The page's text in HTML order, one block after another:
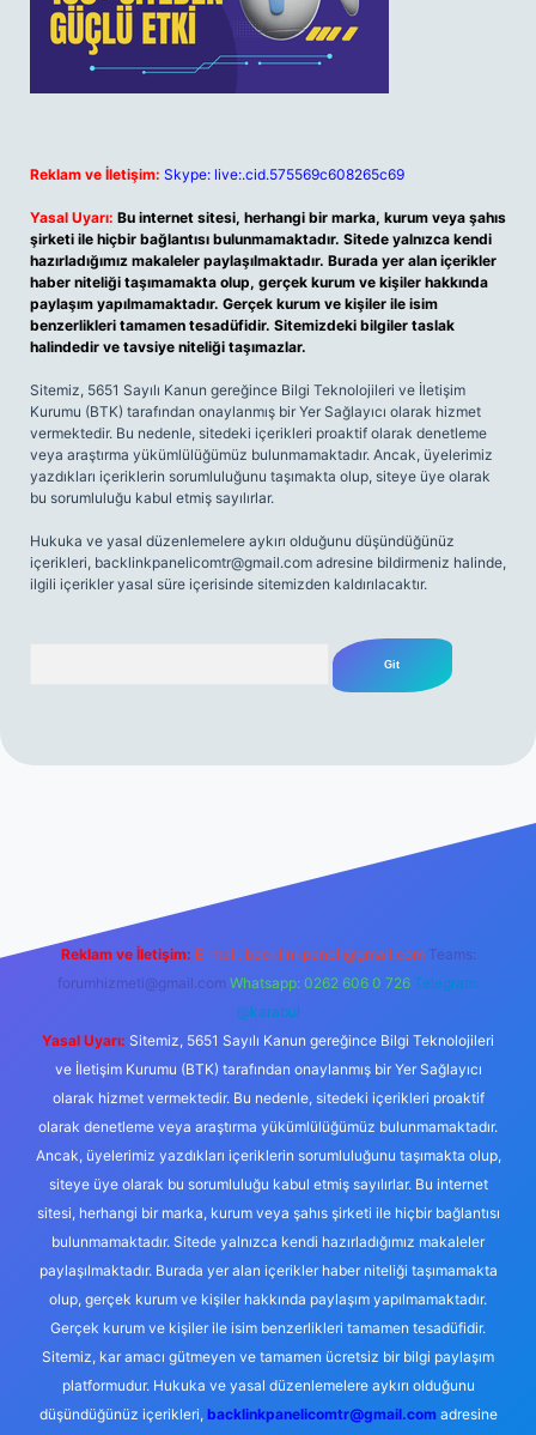
Reklam ve İletişim: Skype: live:.cid.575569c608265c69
Yasal Uyarı: Bu internet sitesi, herhangi bir marka, kurum veya şahıs
şirketi ile hiçbir bağlantısı bulunmamaktadır. Sitede yalnızca kendi
hazırladığımız makaleler paylaşılmaktadır. Burada yer alan içerikler
haber niteliği taşımamakta olup, gerçek kurum ve kişiler hakkında
paylaşım yapılmamaktadır. Gerçek kurum ve kişiler ile isim
benzerlikleri tamamen tesadüfidir. Sitemizdeki bilgiler taslak
halindedir ve tavsiye niteliği taşımazlar.
Sitemiz, 5651 Sayılı Kanun gereğince Bilgi Teknolojileri ve İletişim
Kurumu (BTK) tarafından onaylanmış bir Yer Sağlayıcı olarak hizmet
vermektedir. Bu nedenle, sitedeki içerikleri proaktif olarak denetleme
veya araştırma yükümlülüğümüz bulunmamaktadır. Ancak, üyelerimiz
yazdıkları içeriklerin sorumluluğunu taşımakta olup, siteye üye olarak
bu sorumluluğu kabul etmiş sayılırlar.
Hukuka ve yasal düzenlemelere aykırı olduğunu düşündüğünüz
içerikleri, backlinkpanelicomtr@gmail.com adresine bildirmeniz halinde,
ilgili içerikler yasal süre içerisinde sitemizden kaldırılacaktır.
Reklam ve İletişim: E-mail: backlinkpaneli@gmail.com Teams:
forumhizmeti@gmail.com Whatsapp: 0262 606 0 726 Telegram:
@karabul
Yasal Uyarı: Sitemiz, 5651 Sayılı Kanun gereğince Bilgi Teknolojileri
ve İletişim Kurumu (BTK) tarafından onaylanmış bir Yer Sağlayıcı
olarak hizmet vermektedir. Bu nedenle, sitedeki içerikleri proaktif
olarak denetleme veya araştırma yükümlülüğümüz bulunmamaktadır.
Ancak, üyelerimiz yazdıkları içeriklerin sorumluluğunu taşımakta olup,
siteye üye olarak bu sorumluluğu kabul etmiş sayılırlar. Bu internet
sitesi, herhangi bir marka, kurum veya şahıs şirketi ile hiçbir bağlantısı
bulunmamaktadır. Sitede yalnızca kendi hazırladığımız makaleler
paylaşılmaktadır. Burada yer alan içerikler haber niteliği taşımamakta
olup, gerçek kurum ve kişiler hakkında paylaşım yapılmamaktadır.
Gerçek kurum ve kişiler ile isim benzerlikleri tamamen tesadüfidir.
Sitemiz, kar amacı gütmeyen ve tamamen ücretsiz bir bilgi paylaşım
platformudur. Hukuka ve yasal düzenlemelere aykırı olduğunu
düşündüğünüz içerikleri, backlinkpanelicomtr@gmail.comadresine